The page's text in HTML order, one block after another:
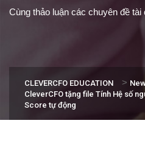
Cùng thảo luận các chuyên đề tài
CLEVERCFO EDUCATION >
CleverCFO tặng file Tính Hệ số
Score tự động